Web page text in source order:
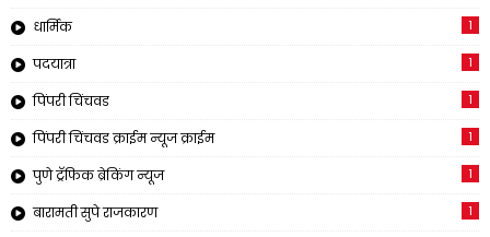
धार्मिक 1
पदयात्रा 1
पिंपरी चिंचवड 1
पिंपरी चिंचवड क्राईम न्यूज क्राईम 1
पुणे ट्रॅफिक ब्रेकिंग न्यूज 1
बारामती सुपे राजकारण 1